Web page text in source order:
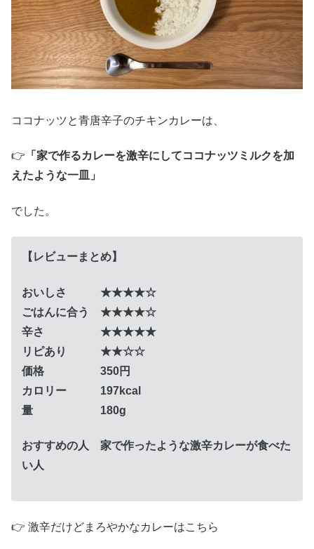
ココナッツと青唐辛子のチキンカレーは、
👉 「家で作るカレーを激辛にしてココナッツミルクを加
えたような一皿」
でした。
【レビューまとめ】
おいしさ ★★★★☆
ごはんに合う ★★★★☆
辛さ ★★★★★
リピあり ★★☆☆
価格 350円
カロリー 197kcal
量 180g
おすすめの人 家で作ったような激辛カレーが食べた
い人
👉 激辛だけどまろやかなカレーはこちら